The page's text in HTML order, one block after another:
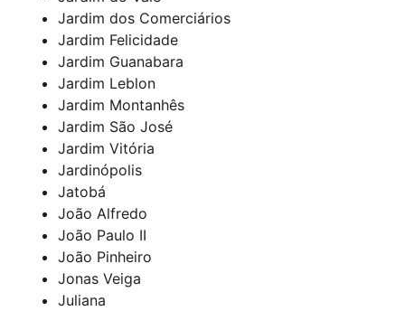
Jardim dos Comerciários
Jardim Felicidade
Jardim Guanabara
Jardim Leblon
Jardim Montanhês
Jardim São José
Jardim Vitória
Jardinópolis
Jatobá
João Alfredo
João Paulo II
João Pinheiro
Jonas Veiga
Juliana